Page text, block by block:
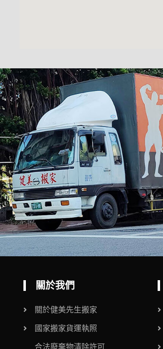
關於我們
關於健美先生搬家
國家搬家貨運執照
合法廢棄物清除許可